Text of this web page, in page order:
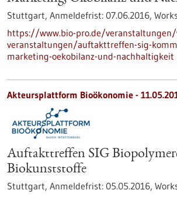
Stuttgart, Anmeldefrist: 07.06.2016,
https://www.bio-pro.de/veranstaltungen/
veranstaltungen/auftakttreffen-sig-
marketing-oekobilanz-und-nachhaltigkeit
Akteursplattform Bioökonomie -
Auftakttreffen SIG
Biokunststoffe
Stuttgart, Anmeldefrist: 05.05.2016,